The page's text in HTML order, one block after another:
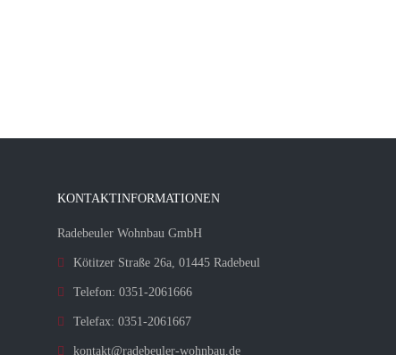
KONTAKTINFORMATIONEN
Radebeuler Wohnbau GmbH
Kötitzer Straße 26a, 01445 Radebeul
Telefon: 0351-2061666
Telefax: 0351-2061667
kontakt@radebeuler-wohnbau.de